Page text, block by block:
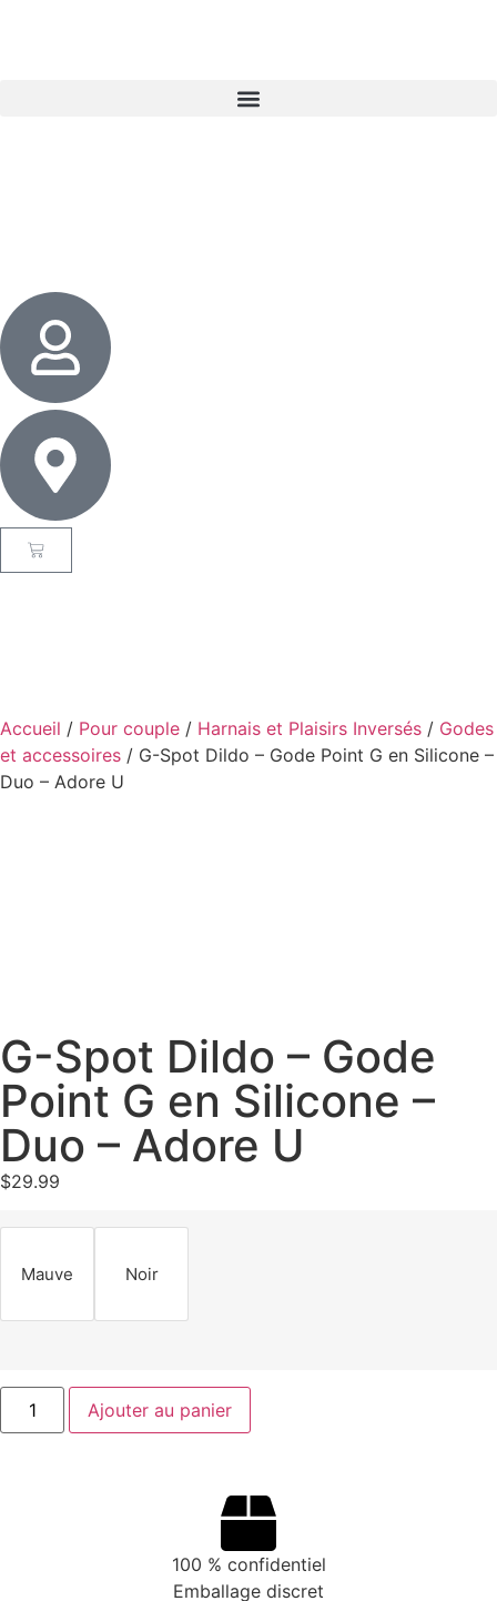
Accueil / Pour couple / Harnais et Plaisirs Inversés / Godes
et accessoires / G-Spot Dildo – Gode Point G en Silicone –
Duo – Adore U
G-Spot Dildo – Gode
Point G en Silicone –
Duo – Adore U
$29.99
Mauve Noir
Ajouter au panier
100 % confidentiel
Emballage discret